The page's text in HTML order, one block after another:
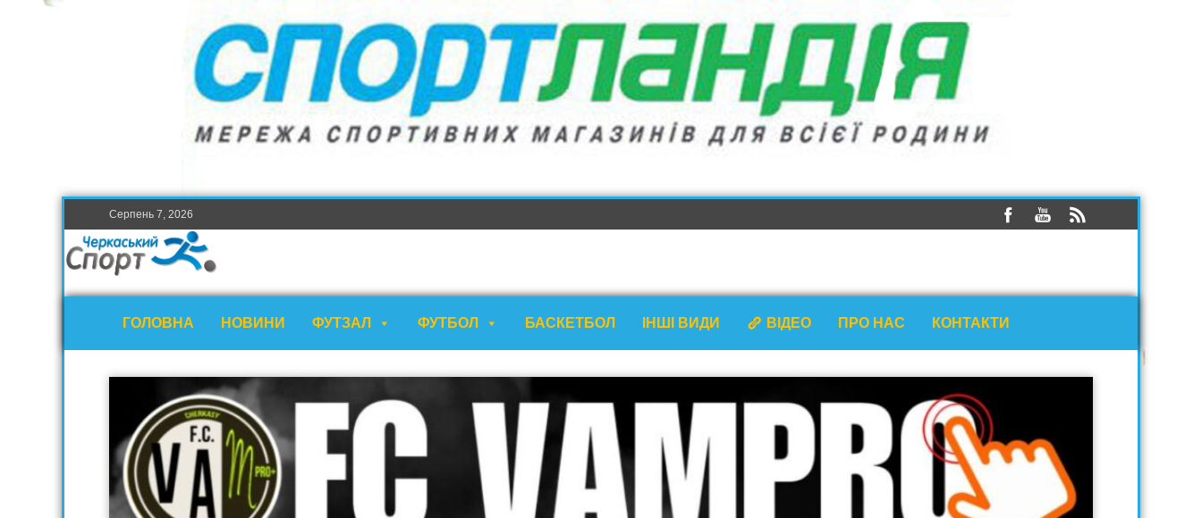
Серпень 7, 2026
ГОЛОВНА НОВИНИ ФУТЗАЛ ФУТБОЛ БАСКЕТБОЛ ІНШІ ВИДИ ВІДЕО ПРО НАС КОНТАКТИ